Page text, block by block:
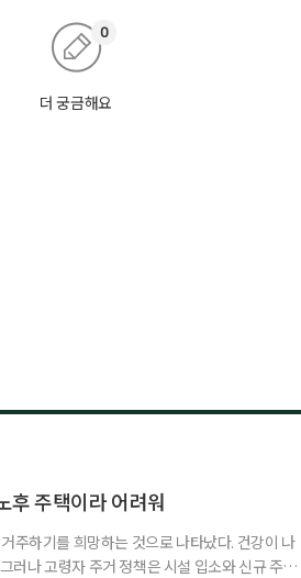
더 궁금해요
0
후 주택이라 어려워
주하기를 희망하는 것으로 나타났다. 건강이 나
러나 고령자 주거 정책은 시설 입소와 신규 주택